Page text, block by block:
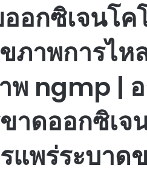
อกซิเจนโค
ภาพการไห
พ ngmp |
าดออกซิเจ
แพร่ระบาด